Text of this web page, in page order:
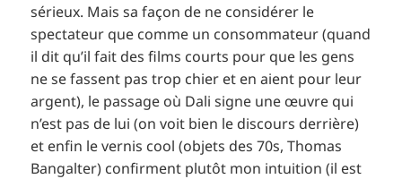
sérieux. Mais sa façon de ne considérer le
spectateur que comme un consommateur (quand
il dit qu’il fait des films courts pour que les gens
ne se fassent pas trop chier et en aient pour leur
argent), le passage où Dali signe une œuvre qui
n’est pas de lui (on voit bien le discours derrière)
et enfin le vernis cool (objets des 70s, Thomas
Bangalter) confirment plutôt mon intuition (il est